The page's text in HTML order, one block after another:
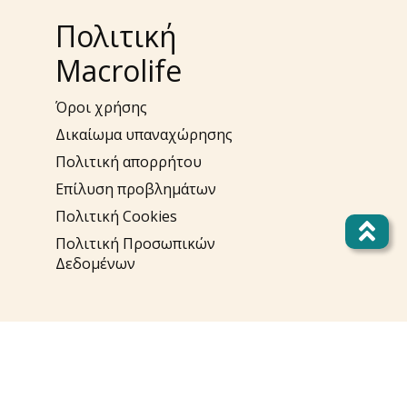
Πολιτική
Macrolife
Όροι χρήσης
Δικαίωμα υπαναχώρησης
Πολιτική απορρήτου
Επίλυση προβλημάτων
Πολιτική Cookies
Πολιτική Προσωπικών
Δεδομένων